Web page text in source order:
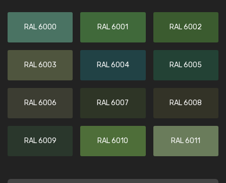
RAL 6000 RAL 6001 RAL 6002
RAL 6003 RAL 6004 RAL 6005
RAL 6006 RAL 6007 RAL 6008
RAL 6009 RAL 6010 RAL 6011